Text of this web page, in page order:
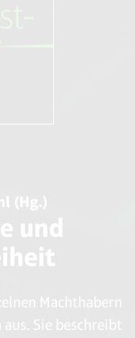
(Hg.)
und
Machthabern
Sie beschreibt